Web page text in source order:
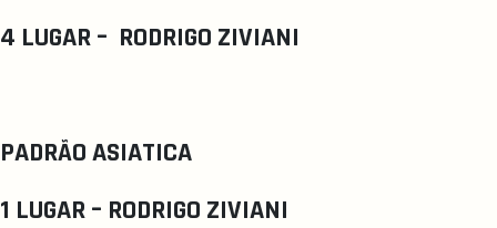
4 LUGAR – RODRIGO ZIVIANI
PADRÃO ASIATICA
1 LUGAR – RODRIGO ZIVIANI